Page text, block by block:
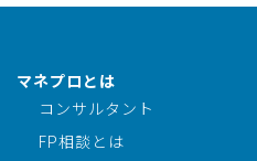
マネプロとは
コンサルタント
FP相談とは